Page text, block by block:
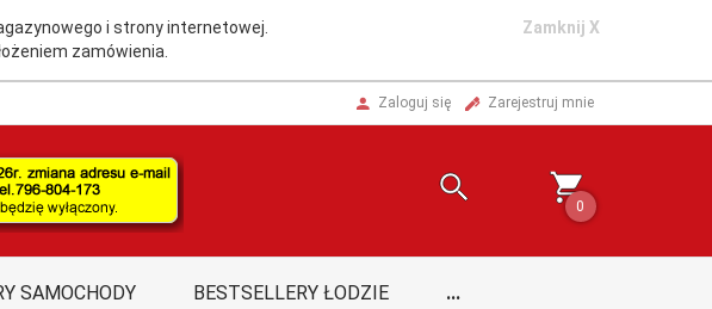
i strony internetowej.
zamówienia.
Zamknij X
Zaloguj się Zarejestruj mnie
0
SAMOCHODY BESTSELLERY ŁODZIE ...